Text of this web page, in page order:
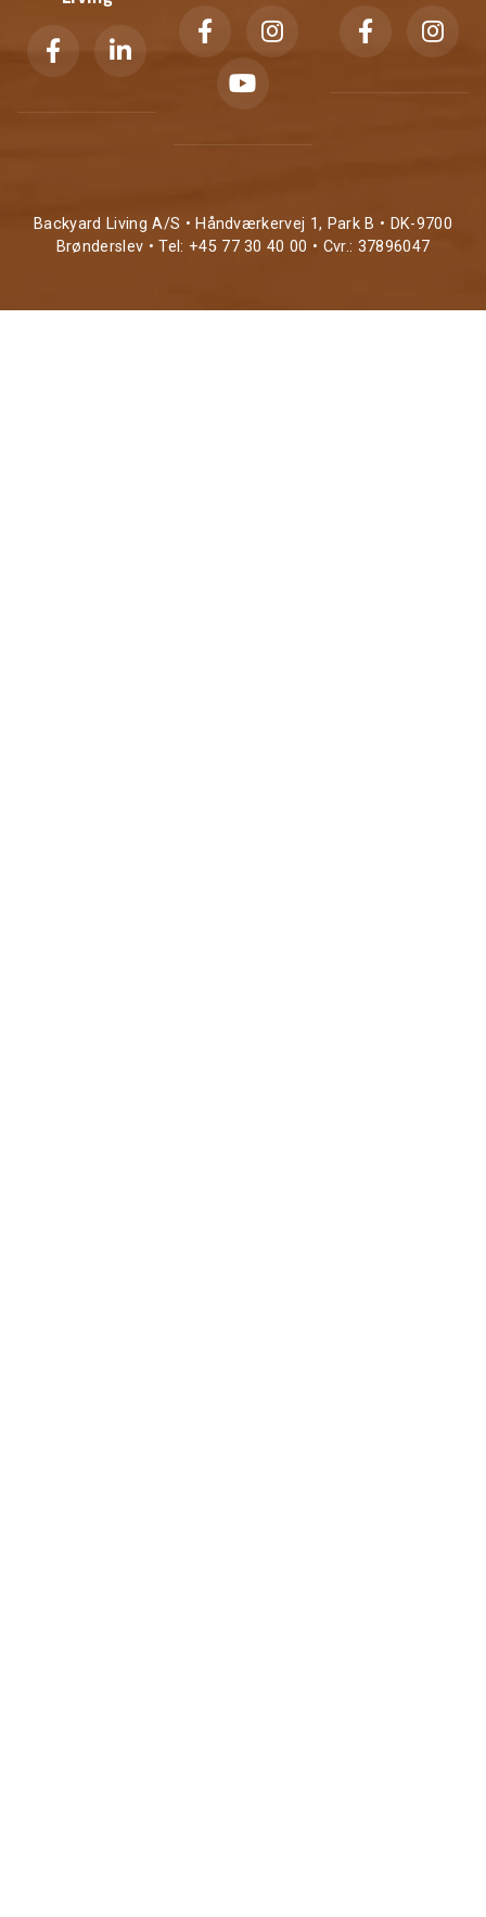
Backyard Living A/S • Håndværkervej 1, Park B • DK-9700
Brønderslev • Tel: +45 77 30 40 00 • Cvr.: 37896047